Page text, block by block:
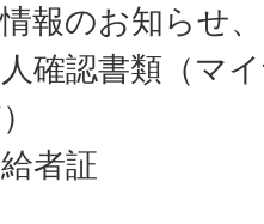
報のお知らせ
確認書類（マ
者証